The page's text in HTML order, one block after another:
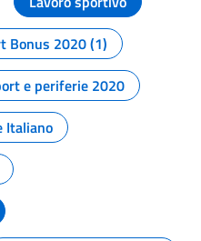
Bonus 2020 (1)
e periferie 2020
Italiano